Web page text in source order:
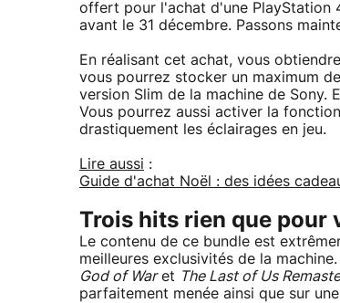
offert pour l'achat d'une PlayStation
avant le 31 décembre. Passons
En réalisant cet achat, vous
vous pourrez stocker un maximum
version Slim de la machine de Sony.
Vous pourrez aussi activer la
drastiquement les éclairages en jeu.
Lire aussi :
Guide d'achat Noël : des idées
Trois hits rien que pour
Le contenu de ce bundle est
meilleures exclusivités de la
God of Waret The Last of Us
parfaitement menée ainsi que sur